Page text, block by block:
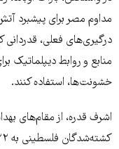
درگیری‌های فعلی، قدردانی
منابع و روابط دیپلماتیک
خشونت‌ها، استفاده کنند.
اشرف قدره، از مقام‌های